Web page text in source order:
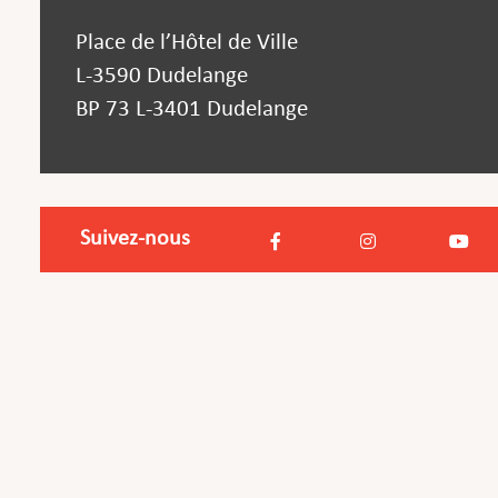
Place de l’Hôtel de Ville
L-3590 Dudelange
BP 73 L-3401 Dudelange
Suivez-nous